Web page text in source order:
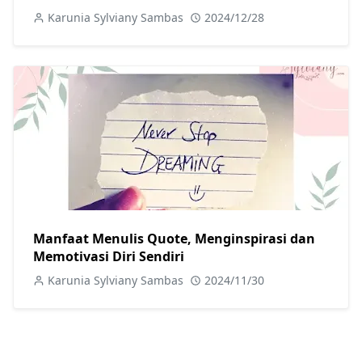
Karunia Sylviany Sambas 2024/12/28
Manfaat Menulis Quote, Menginspirasi dan
Memotivasi Diri Sendiri
Karunia Sylviany Sambas 2024/11/30